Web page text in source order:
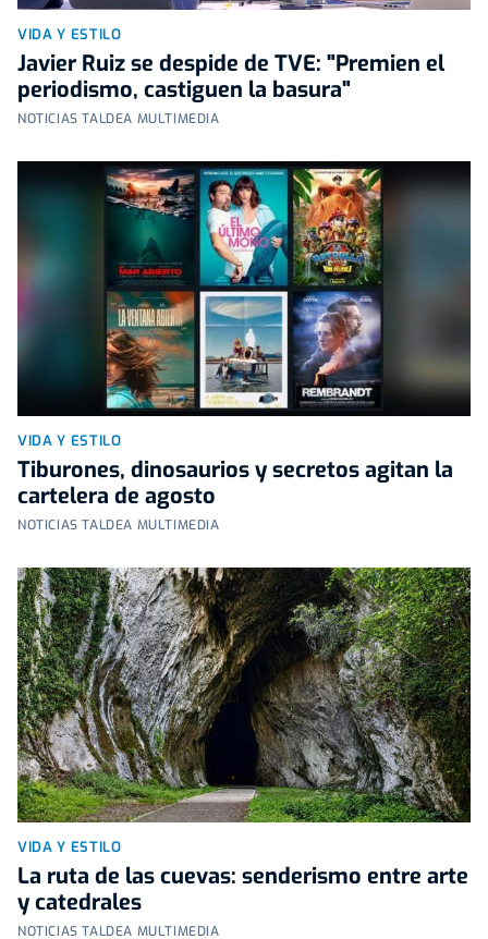
VIDA Y ESTILO
Javier Ruiz se despide de TVE: "Premien el
periodismo, castiguen la basura"
NOTICIAS TALDEA MULTIMEDIA
VIDA Y ESTILO
Tiburones, dinosaurios y secretos agitan la
cartelera de agosto
NOTICIAS TALDEA MULTIMEDIA
VIDA Y ESTILO
La ruta de las cuevas: senderismo entre arte
y catedrales
NOTICIAS TALDEA MULTIMEDIA